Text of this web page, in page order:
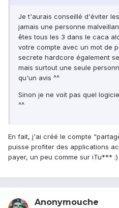
Je t'aurais conseillé d'éviter
jamais une personne
êtes tous les 3 dans le caca
votre compte avec un mot de
secrete hardcore également
mais surtout une seule
qu'un avis ^^
Sinon je ne voit pas quel
^^
En fait, j'ai créé le compte
puisse profiter des applications
payer, un peu comme sur iTu*** :)
Anonymouche